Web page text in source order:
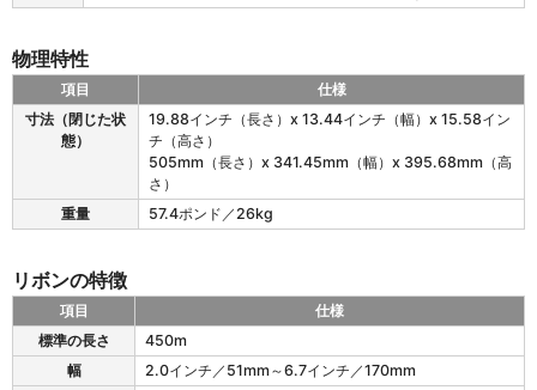
物理特性
0
特
項目
仕様
寸法（閉じた状
態）
19.88インチ（長さ）x 13.44インチ（幅）x 15.58イン
チ（高さ）
505mm（長さ）x 341.45mm（幅）x 395.68mm（高
さ）
重量
57.4ポンド／26kg
リボンの特徴
T
項目
仕様
標準の長さ
450m
幅
2.0インチ／51mm～6.7インチ／170mm